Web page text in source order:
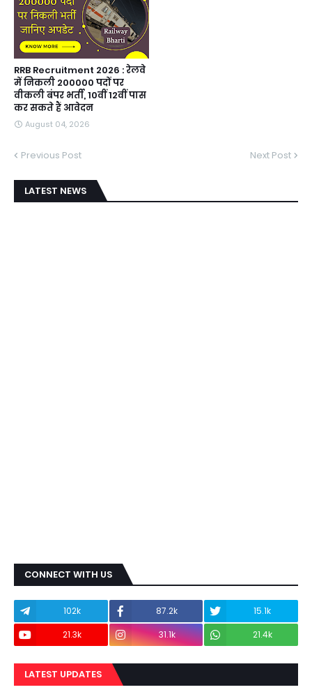
RRB Recruitment 2026 : रेलवे
में निकली 200000 पदों पर
वीकली बंपर भर्ती, 10वीं 12वीं पास
कर सकते हैं आवेदन
August 04, 2026
Previous Post Next Post
LATEST NEWS
CONNECT WITH US
102k 87.2k
15.1k
21.3k
31.1k 21.4k
LATEST UPDATES